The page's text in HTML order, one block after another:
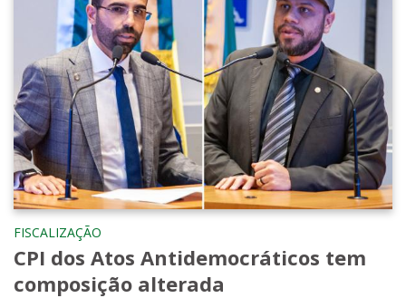
FISCALIZAÇÃO
CPI dos Atos Antidemocráticos tem
composição alterada